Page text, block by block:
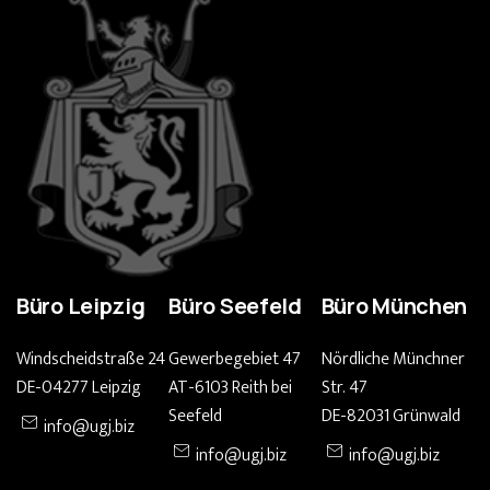
Büro Leipzig
Windscheidstraße 24
DE-04277 Leipzig
info@ugj.biz
Büro Seefeld
Gewerbegebiet 47
AT-6103 Reith bei
Seefeld
info@ugj.biz
Büro München
Nördliche Münchner
Str. 47
DE-82031 Grünwald
info@ugj.biz